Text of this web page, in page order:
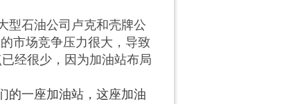
型石油公司卢克和壳牌公
市场竞争压力很大，导致
经很少，因为加油站布局
一座加油站，这座加油